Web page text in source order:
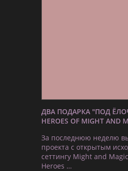
ДВА ПОДАРКА "ПОД
HEROES OF MIGHT AND
За последнюю неделю
проекта с открытым
сеттингу Might and
Heroes …